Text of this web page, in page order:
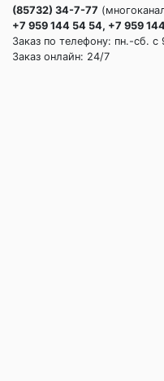
(85732) 34-7-77
+7 959 144 54 54, +7 959
Заказ по телефону: пн.-сб.
Заказ онлайн: 24/7